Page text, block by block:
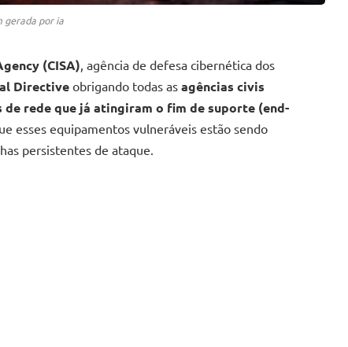
gerada por ia
(CISA), agência de defesa cibernética dos
Directive obrigando todas as agências civis
rede que já atingiram o fim de suporte (end-
esses equipamentos vulneráveis estão sendo
persistentes de ataque.